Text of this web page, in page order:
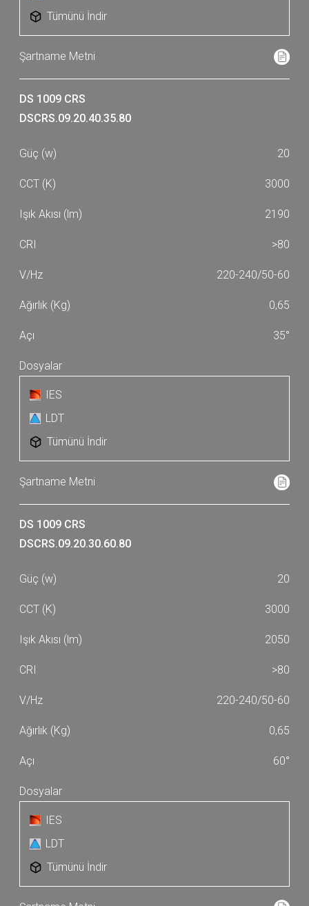
Tümünü İndir
DS 1009 CRS
DSCRS.09.20.40.35.80
20
3000
2190
>80
220-240/50-60
0,65
35°
IES
LDT
Tümünü İndir
DS 1009 CRS
DSCRS.09.20.30.60.80
20
3000
2050
>80
220-240/50-60
0,65
60°
IES
LDT
Tümünü İndir